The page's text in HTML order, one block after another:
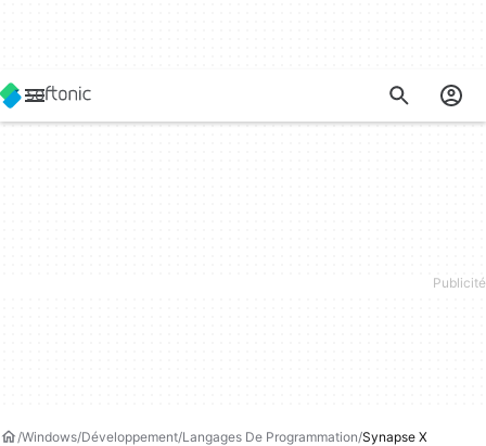
Windows Développement Langages De Programmation Synapse X